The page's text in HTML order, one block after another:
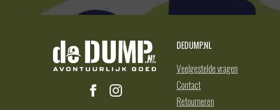
DEDUMP.NL
Veelgestelde vragen
Contact
Retourneren